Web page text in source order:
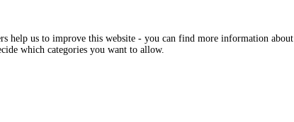
help us to improve this website - you can find more information about
which categories you want to allow.